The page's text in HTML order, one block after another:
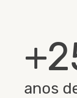
anos